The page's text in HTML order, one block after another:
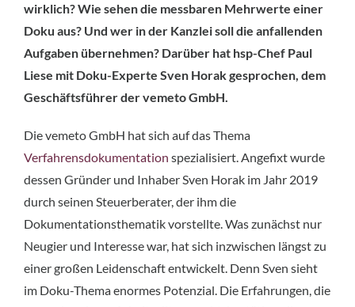
wirklich? Wie sehen die messbaren Mehrwerte einer
Doku aus? Und wer in der Kanzlei soll die anfallenden
Aufgaben übernehmen? Darüber hat hsp-Chef Paul
Liese mit Doku-Experte Sven Horak gesprochen, dem
Geschäftsführer der vemeto GmbH.
Die vemeto GmbH hat sich auf das Thema
Verfahrensdokumentation spezialisiert. Angefixt wurde
dessen Gründer und Inhaber Sven Horak im Jahr 2019
durch seinen Steuerberater, der ihm die
Dokumentationsthematik vorstellte. Was zunächst nur
Neugier und Interesse war, hat sich inzwischen längst zu
einer großen Leidenschaft entwickelt. Denn Sven sieht
im Doku-Thema enormes Potenzial. Die Erfahrungen, die